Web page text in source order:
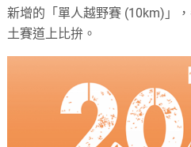
新增的「單人越野賽 (10km)」
土賽道上比拚。